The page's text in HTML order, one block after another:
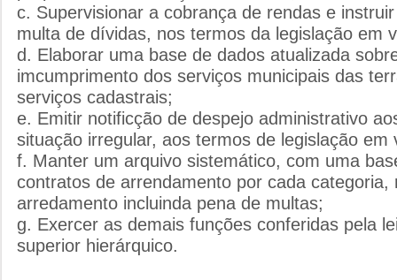
c. Supervisionar a cobrança de rendas e
multa de dívidas, nos termos da legislação em
d. Elaborar uma base de dados atualizada
imcumprimento dos serviços municipais das
serviços cadastrais;
e. Emitir notificção de despejo administrativo
situação irregular, aos termos de legislação em
f. Manter um arquivo sistemático, com uma
contratos de arrendamento por cada categoria,
arredamento incluinda pena de multas;
g. Exercer as demais funções conferidas pela
superior hierárquico.